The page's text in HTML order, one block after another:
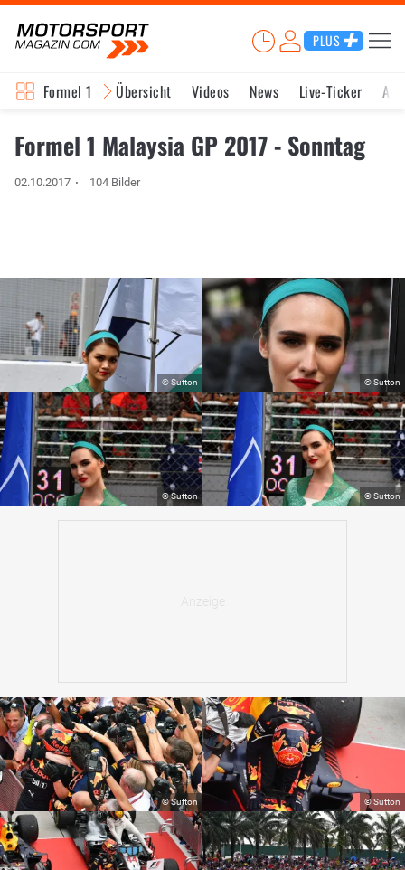
PLUS
Formel 1 Übersicht Videos News Live-Ticker
Formel 1 Malaysia GP 2017 - Sonntag
02.10.2017 104 Bilder